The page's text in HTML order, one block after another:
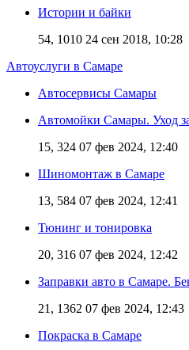
Истории и байки
54, 1010 24 сен 2018, 10:28
Автоуслуги в Самаре
Автосервисы Самары
Автомойки Самары. Уход
15, 324 07 фев 2024, 12:40
Шиномонтаж в Самаре
13, 584 07 фев 2024, 12:41
Тюнинг и тонировка
20, 316 07 фев 2024, 12:42
Заправки авто в Самаре.
21, 1362 07 фев 2024, 12:43
Покраска в Самаре